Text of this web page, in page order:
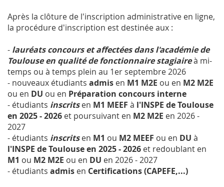
Après la clôture de l'inscription administrative en ligne,
la procédure d'inscription est destinée aux :
- lauréats concours et affectées dans l'académie de
Toulouse en qualité de fonctionnaire stagiaireà mi-
temps ou à temps plein au 1er septembre 2026
- nouveaux étudiants admis en M1 M2E ou en M2 M2E
ou en DU ou en Préparation concours interne
- étudiants inscritsen M1 MEEF à l'INSPE de Toulouse
en 2025 - 2026 et poursuivant en M2 M2E en 2026 -
2027
- étudiants inscritsen M1 ou M2 MEEF ou en DU à
l'INSPE de Toulouse en 2025 - 2026 et redoublant en
M1 ou M2 M2E ou en DU en 2026 - 2027
- étudiants admis en Certifications (CAPEFE,...)